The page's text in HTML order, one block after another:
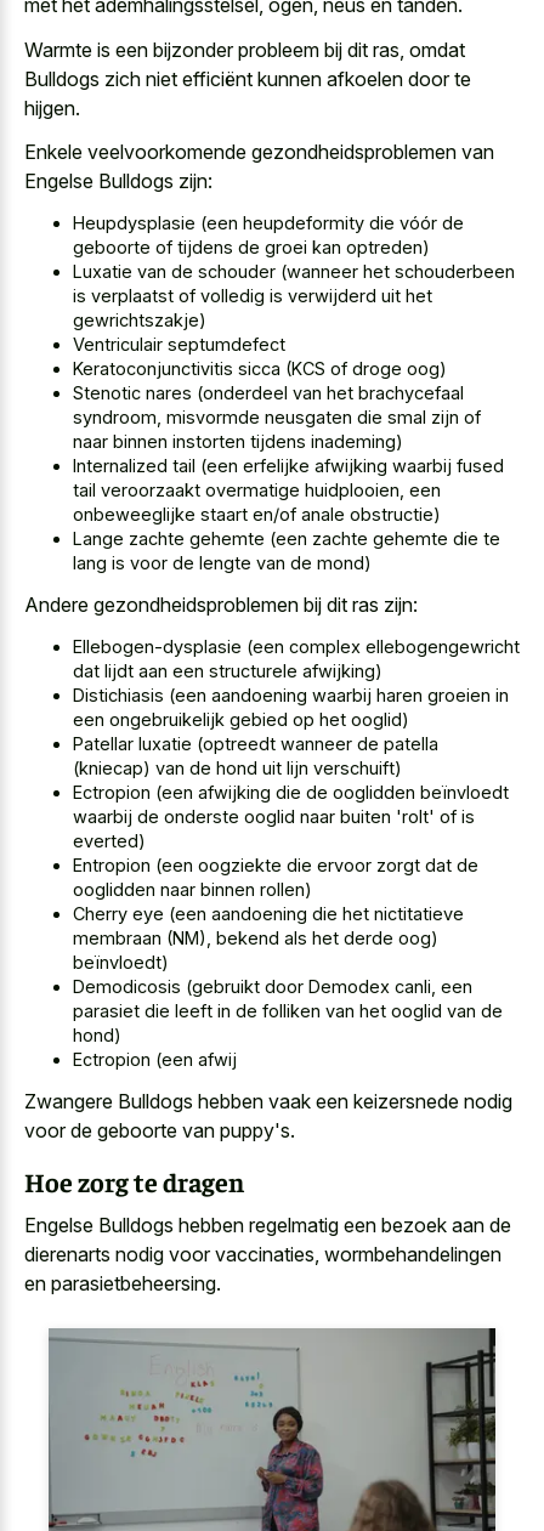
met het ademhalingsstelsel, ogen, neus en tanden.
Warmte is een bijzonder probleem bij dit ras, omdat
Bulldogs zich niet efficiënt kunnen afkoelen door te
hijgen.
Enkele veelvoorkomende gezondheidsproblemen van
Engelse Bulldogs zijn:
Heupdysplasie (een heupdeformity die vóór de
geboorte of tijdens de groei kan optreden)
Luxatie van de schouder (wanneer het schouderbeen
is verplaatst of volledig is verwijderd uit het
gewrichtszakje)
Ventriculair septumdefect
Keratoconjunctivitis sicca (KCS of droge oog)
Stenotic nares (onderdeel van het brachycefaal
syndroom, misvormde neusgaten die smal zijn of
naar binnen instorten tijdens inademing)
Internalized tail (een erfelijke afwijking waarbij fused
tail veroorzaakt overmatige huidplooien , een
onbeweeglijke staart en/of anale obstructie)
Lange zachte gehemte (een zachte gehemte die te
lang is voor de lengte van de mond)
Andere gezondheidsproblemen bij dit ras zijn:
Ellebogen-dysplasie (een complex ellebogengewricht
dat lijdt aan een structurele afwijking)
Distichiasis (een aandoening waarbij haren groeien in
een ongebruikelijk gebied op het ooglid)
Patellar luxatie (optreedt wanneer de patella
(kniecap) van de hond uit lijn verschuift)
Ectropion (een afwijking die de ooglidden beïnvloedt
waarbij de onderste ooglid naar buiten 'rolt' of is
everted)
Entropion (een oogziekte die ervoor zorgt dat de
ooglidden naar binnen rollen)
Cherry eye (een aandoening die het nictitatieve
membraan (NM), bekend als het derde oog)
beïnvloedt)
Demodicosis (gebruikt door Demodex canli, een
parasiet die leeft in de folliken van het ooglid van de
hond)
Ectropion (een afwij
Zwangere Bulldogs hebben vaak een keizersnede nodig
voor de geboorte van puppy's.
Hoe zorg te dragen
Engelse Bulldogs hebben regelmatig een bezoek aan de
dierenarts nodig voor vaccinaties, wormbehandelingen
en parasietbeheersing.